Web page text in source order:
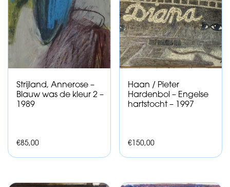
Strijland, Annerose –
Blauw was de kleur 2 –
1989
€85,00
Haan / Pieter
Hardenbol – Engelse
hartstocht – 1997
€ 150,00